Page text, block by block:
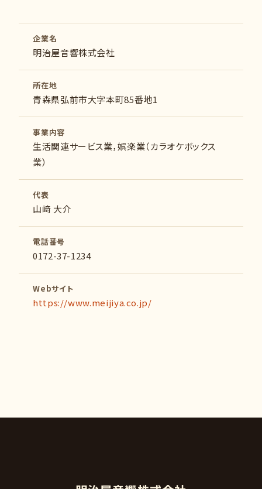
企業名
明治屋音響株式会社
所在地
青森県弘前市大字本町85番地1
事業内容
生活関連サービス業，娯楽業（カラオケボックス
業）
代表
山﨑 大介
電話番号
0172-37-1234
Webサイト
https://www.meijiya.co.jp/